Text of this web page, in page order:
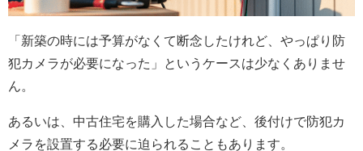
「新築の時には予算がなくて断念したけれど、やっぱり防
犯カメラが必要になった」というケースは少なくありませ
ん。
あるいは、中古住宅を購入した場合など、後付けで防犯カ
メラを設置する必要に迫られることもあります。